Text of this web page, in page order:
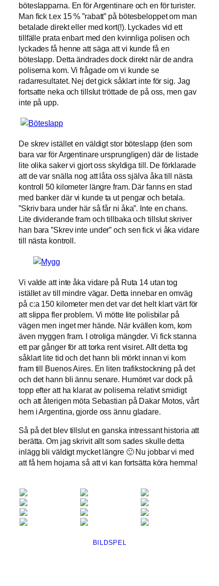
böteslapparna. En för Argentinare och en för turister.
Man fick t.ex 15 % ”rabatt” på bötesbeloppet om man
betalade direkt eller med kort(!). Lyckades vid ett
tillfälle prata enbart med den kvinnliga polisen och
lyckades få henne att säga att vi kunde få en
böteslapp. Detta ändrades dock direkt när de andra
poliserna kom. Vi frågade om vi kunde se
radarresultatet. Nej det gick såklart inte för sig. Jag
fortsatte neka och tillslut tröttade de på oss, men gav
inte på upp.
De skrev istället en väldigt stor böteslapp (den som
bara var för Argentinare ursprungligen) där de listade
lite olika saker vi gjort oss skyldiga till. De förklarade
att de var snälla nog att låta oss själva åka till nästa
kontroll 50 kilometer längre fram. Där fanns en stad
med banker där vi kunde ta ut pengar och betala.
”Skriv bara under här så får ni åka”. Inte en chans.
Lite dividerande fram och tillbaka och tillslut skriver
han bara ”Skrev inte under” och sen fick vi åka vidare
till nästa kontroll.
Vi valde att inte åka vidare på Ruta 14 utan tog
istället av till mindre vägar. Detta innebar en omväg
på c:a 150 kilometer men det var det helt klart värt för
att slippa fler problem. Vi mötte lite polisbilar på
vägen men inget mer hände. När kvällen kom, kom
även myggen fram. I otroliga mängder. Vi fick stanna
ett par gånger för att torka rent visiret. Allt detta tog
såklart lite tid och det hann bli mörkt innan vi kom
fram till Buenos Aires. En liten trafikstockning på det
och det hann bli ännu senare. Humöret var dock på
topp efter att ha klarat av poliserna relativt smidigt
och att återigen möta Sebastian på Dakar Motos, vårt
hem i Argentina, gjorde oss ännu gladare.
Så på det blev tillslut en ganska intressant historia att
berätta. Om jag skrivit allt som sades skulle detta
inlägg bli väldigt mycket längre 🙂 Nu jobbar vi med
att få hem hojarna så att vi kan fortsätta köra hemma!
BILDSPEL